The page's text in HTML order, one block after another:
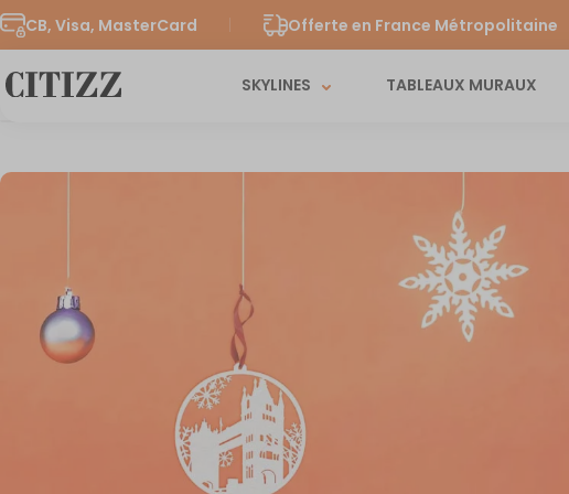
CB, Visa, MasterCard Offerte en France Métropolitaine
SKYLINES TABLEAUX MURAUX